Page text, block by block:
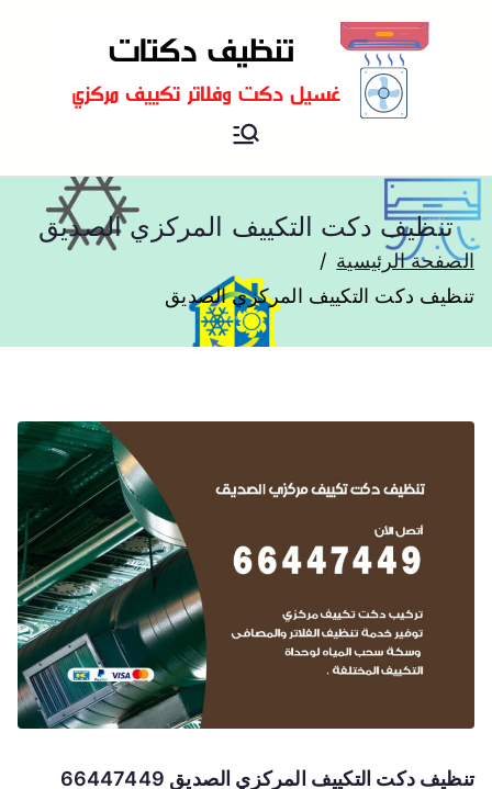
تنظيف دكت التكييف المركزي الصديق
الصفحة الرئيسية
تنظيف دكت التكييف المركزي الصديق
تنظيف دكت التكييف المركزي الصديق 66447449